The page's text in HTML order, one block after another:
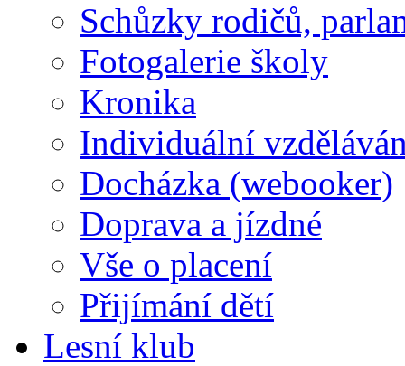
Schůzky rodičů,
Fotogalerie školy
Kronika
Individuální
Docházka (webooker)
Doprava a jízdné
Vše o placení
Přijímání dětí
Lesní klub